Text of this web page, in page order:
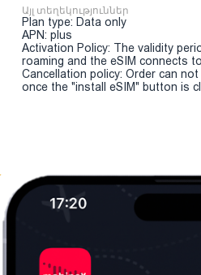
Այլ տեղեկություններ
Plan type: Data only
APN: plus
Activation Policy: The validity
roaming and the eSIM connects
Cancellation policy: Order can
once the "install eSIM" button is